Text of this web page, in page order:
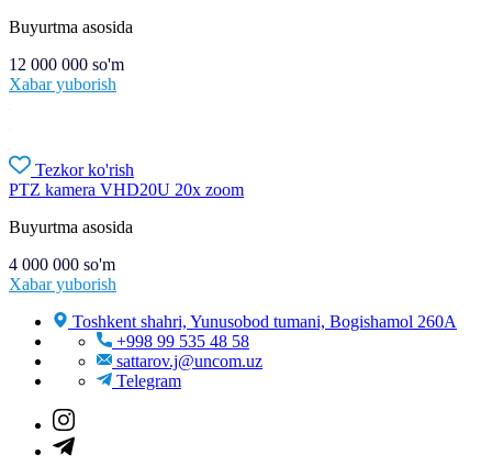
Buyurtma asosida
12 000 000 so'm
Xabar yuborish
Tezkor ko'rish
PTZ kamera VHD20U 20x zoom
Buyurtma asosida
4 000 000 so'm
Xabar yuborish
Toshkent shahri, Yunusobod tumani, Bogishamol 260A
+998 99 535 48 58
sattarov.j@uncom.uz
Telegram